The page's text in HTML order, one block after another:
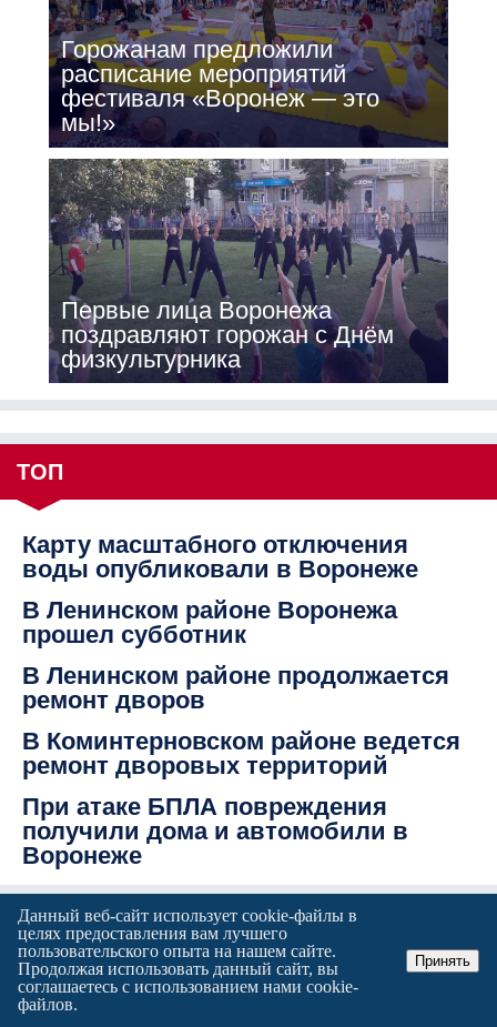
Горожанам предложили
расписание мероприятий
фестиваля «Воронеж — это
мы!»
Первые лица Воронежа
поздравляют горожан с Днём
физкультурника
ТОП
Карту масштабного отключения
воды опубликовали в Воронеже
В Ленинском районе Воронежа
прошел субботник
В Ленинском районе продолжается
ремонт дворов
В Коминтерновском районе ведется
ремонт дворовых территорий
При атаке БПЛА повреждения
получили дома и автомобили в
Воронеже
Вся Лента
Данный веб-сайт использует cookie-файлы в
целях предоставления вам лучшего
пользовательского опыта на нашем сайте.
Продолжая использовать данный сайт, вы
соглашаетесь с использованием нами cookie-
файлов.
Принять